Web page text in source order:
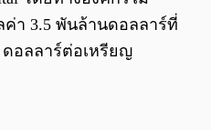
ค่า 3.5 พันล้านดอลลาร์ที่
ดอลลาร์ต่อเหรียญ